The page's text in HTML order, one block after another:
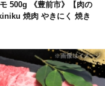
500g 《豊前市》【肉の
焼肉 やきにく 焼き